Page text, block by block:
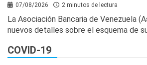
07/08/2026 2 minutos de lectura
La Asociación Bancaria de Venezuela
nuevos detalles sobre el esquema de
COVID-19